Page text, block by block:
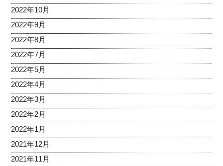
2022年10月
2022年9月
2022年8月
2022年7月
2022年5月
2022年4月
2022年3月
2022年2月
2022年1月
2021年12月
2021年11月